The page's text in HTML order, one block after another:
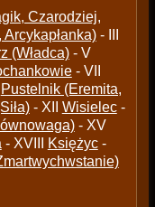
Czarodziej,
Arcykapłanka)- III
(Władca)- V
- VII
Pustelnik (Eremita,
- XII Wisielec-
- XV
- XVIII Księżyc-